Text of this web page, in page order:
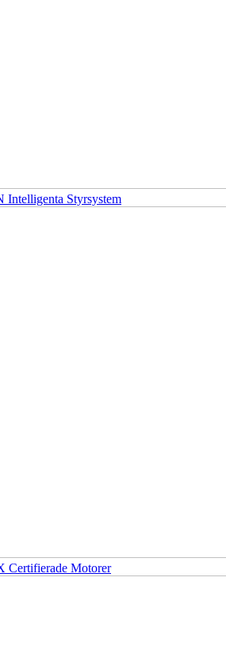
Intelligenta Styrsystem
Certifierade Motorer